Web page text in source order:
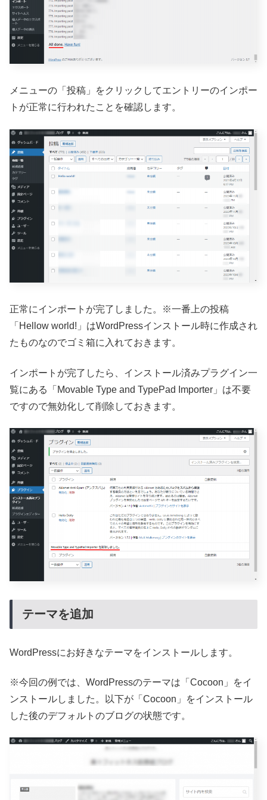
メニューの「投稿」をクリックしてエントリーのインポー
トが正常に行われたことを確認します。
正常にインポートが完了しました。※一番上の投稿
「Hellow world!」はWordPressインストール時に作成され
たものなのでゴミ箱に入れておきます。
インポートが完了したら、インストール済みプラグイン一
覧にある「Movable Type and TypePad Importer」は不要
ですので無効化して削除しておきます。
テーマを追加
WordPressにお好きなテーマをインストールします。
※今回の例では、WordPressのテーマは「Cocoon」をイ
ンストールしました。以下が「Cocoon」をインストール
した後のデフォルトのブログの状態です。